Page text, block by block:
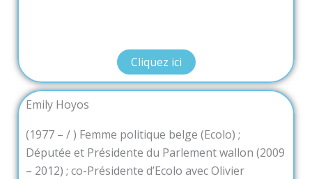
Cliquez ici
Emily Hoyos
(1977 – / ) Femme politique belge (Ecolo) ;
Députée et Présidente du Parlement wallon (2009
– 2012) ; co-Présidente d’Ecolo avec Olivier